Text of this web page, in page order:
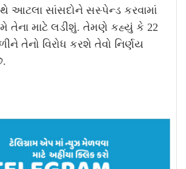
આટલા સાંસદોને સસ્પેન્ડ કરવામાં
તેના માટે લડીશું. તેમણે કહ્યું કે 22
તેનો વિરોધ કરશે તેવો નિર્ણય